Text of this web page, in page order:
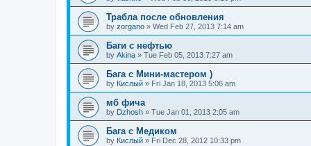
Трабла после обновления
by zorgano » Wed Feb 27, 2013 7:14 am
Баги с нефтью
by Akina » Tue Feb 05, 2013 7:27 am
Бага с Мини-мастером )
by Кислый » Fri Jan 18, 2013 5:06 am
мб фича
by Dzhosh » Tue Jan 01, 2013 2:05 am
Бага с Медиком
by Кислый » Fri Dec 28, 2012 10:33 pm